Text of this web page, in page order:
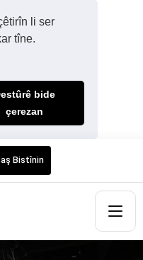
li ser
tîne.
bide
çerezan
Bistînin